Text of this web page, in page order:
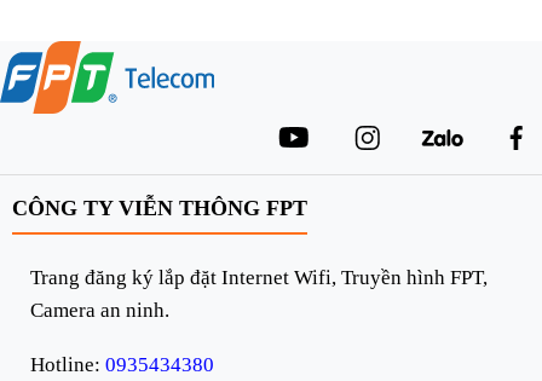
CÔNG TY VIỄN THÔNG FPT
Trang đăng ký lắp đặt Internet Wifi, Truyền hình FPT,
Camera an ninh.
Hotline: 0935434380